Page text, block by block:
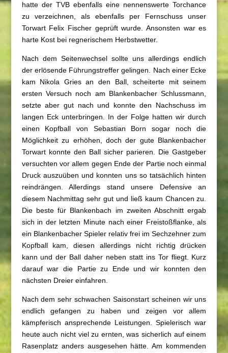
hatte der TVB ebenfalls eine nennenswerte Torchance
zu verzeichnen, als ebenfalls per Fernschuss unser
Torwart Felix Fischer geprüft wurde. Ansonsten war es
harte Kost bei regnerischem Herbstwetter.
Nach dem Seitenwechsel sollte uns allerdings endlich
der erlösende Führungstreffer gelingen. Nach einer Ecke
kam Nikola Gries an den Ball, scheiterte mit seinem
ersten Versuch noch am Blankenbacher Schlussmann,
setzte aber gut nach und konnte den Nachschuss im
langen Eck unterbringen. In der Folge hatten wir durch
einen Kopfball von Sebastian Born sogar noch die
Möglichkeit zu erhöhen, doch der gute Blankenbacher
Torwart konnte den Ball sicher parieren. Die Gastgeber
versuchten vor allem gegen Ende der Partie noch einmal
Druck auszuüben und konnten uns so tatsächlich hinten
reindrängen. Allerdings stand unsere Defensive an
diesem Nachmittag sehr gut und ließ kaum Chancen zu.
Die beste für Blankenbach im zweiten Abschnitt ergab
sich in der letzten Minute nach einer Freistoßflanke, als
ein Blankenbacher Spieler relativ frei im Sechzehner zum
Kopfball kam, diesen allerdings nicht richtig drücken
kann und der Ball daher neben statt ins Tor fliegt. Kurz
darauf war die Partie zu Ende und wir konnten den
nächsten Dreier einfahren.
Nach dem sehr schwachen Saisonstart scheinen wir uns
endlich gefangen zu haben und zeigen vor allem
kämpferisch ansprechende Leistungen. Spielerisch war
heute auch nicht viel zu ernten, was sicherlich auf einem
Rasenplatz anders ausgesehen hätte. Am kommenden